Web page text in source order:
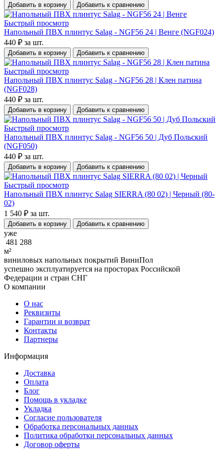
Добавить в корзину Добавить к сравнению
Быстрый просмотр
Напольный ПВХ плинтус Salag - NGF56 24 | Венге (NGF024)
440 ₽ за шт.
Добавить в корзину Добавить к сравнению
Быстрый просмотр
Напольный ПВХ плинтус Salag - NGF56 28 | Клен патина
(NGF028)
440 ₽ за шт.
Добавить в корзину Добавить к сравнению
Быстрый просмотр
Напольный ПВХ плинтус Salag - NGF56 50 | Дуб Польский
(NGF050)
440 ₽ за шт.
Добавить в корзину Добавить к сравнению
Быстрый просмотр
Напольный ПВХ плинтус Salag SIERRA (80 02) | Черный (80-
02)
1 540 ₽ за шт.
Добавить в корзину Добавить к сравнению
уже
481 288
м²
виниловых напольных покрытий ВиниПол
успешно эксплуатируется на просторах Российской
Федерации и стран СНГ
О компании
О нас
Реквизиты
Гарантии и возврат
Контакты
Партнеры
Информация
Доставка
Оплата
Блог
Помощь в укладке
Укладка
Согласие пользователя
Обработка персональных данных
Политика обработки персональных данных
Договор оферты